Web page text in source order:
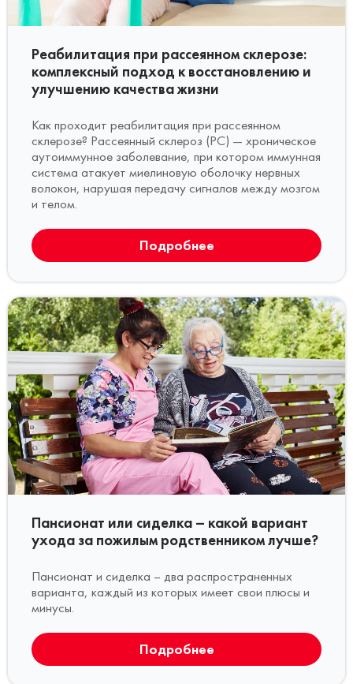
Реабилитация при рассеянном склерозе:
комплексный подход к восстановлению и
улучшению качества жизни
Как проходит реабилитация при рассеянном
склерозе? Рассеянный склероз (РС) — хроническое
аутоиммунное заболевание, при котором иммунная
система атакует миелиновую оболочку нервных
волокон, нарушая передачу сигналов между мозгом
и телом.
Подробнее
Пансионат или сиделка – какой вариант
ухода за пожилым родственником лучше?
Пансионат и сиделка – два распространенных
варианта, каждый из которых имеет свои плюсы и
минусы.
Подробнее